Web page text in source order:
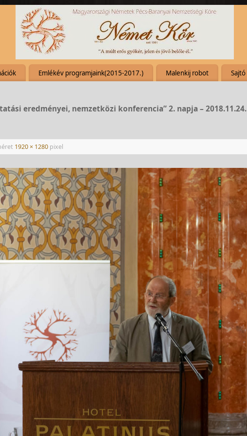
Emlékév programjaink(2015-2017.) Malenkij robot Sajtó
eredményei, nemzetközi konferencia” 2. napja – 2018.11.24.
1920 × 1280 pixel